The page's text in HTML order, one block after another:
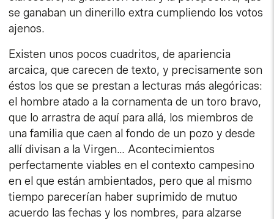
se ganaban un dinerillo extra cumpliendo los votos
ajenos.
Existen unos pocos cuadritos, de apariencia
arcaica, que carecen de texto, y precisamente son
éstos los que se prestan a lecturas más alegóricas:
el hombre atado a la cornamenta de un toro bravo,
que lo arrastra de aquí para allá, los miembros de
una familia que caen al fondo de un pozo y desde
allí divisan a la Virgen… Acontecimientos
perfectamente viables en el contexto campesino
en el que están ambientados, pero que al mismo
tiempo parecerían haber suprimido de mutuo
acuerdo las fechas y los nombres, para alzarse